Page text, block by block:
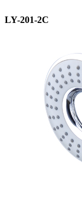
LY-201-2C